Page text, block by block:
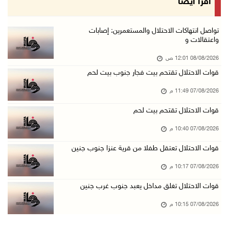
نادي الأسير: تجديد أمرَ منع زيارات الأسرى إجر ...
مستعمرون يهاجمون قرية أبو نجيم ويصيبون مواطني ...
07/آب/2026 08:08 م
مستعمرون يهاجمون مساكن المواطنين في خربة الحم ...
07/آب/2026 07:09 م
بعد تجديد منع زيارات المعتقلين: أبو الحمص يدع ...
(محدث) نابلس: إصابة مواطن واعتقاله إثر هجوم ل ...
07/آب/2026 06:04 م
تواصل انتهاكات الاحتلال والمستعمرين: إصابات
واعتقالات و
08/08/2026 12:01 ص
قوات الاحتلال تقتحم بيت فجار جنوب بيت لحم
07/08/2026 11:49 م
قوات الاحتلال تقتحم بيت لحم
07/08/2026 10:40 م
قوات الاحتلال تعتقل طفلا من قرية عنزا جنوب جنين
07/08/2026 10:17 م
قوات الاحتلال تغلق مداخل يعبد جنوب غرب جنين
07/08/2026 10:15 م